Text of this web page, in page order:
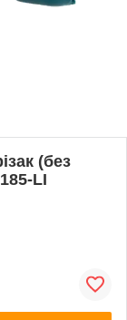
(без
LI